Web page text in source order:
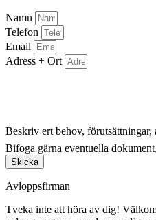
Namn
Telefon
Email
Adress + Ort
Beskriv ert behov,
Bifoga gärna eventuella
Skicka
Avloppsfirman
Tveka inte att höra av dig!